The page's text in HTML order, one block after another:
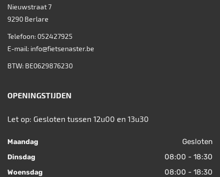
Nieuwstraat 7
9290 Berlare
Telefoon: 052427925
E-mail: info@fietsenaster.be
BTW: BE0629876230
OPENINGSTIJDEN
Let op: Gesloten tussen 12u00 en 13u30
Maandag Gesloten
Dinsdag 08:00 - 18:30
Woensdag 08:00 - 18:30